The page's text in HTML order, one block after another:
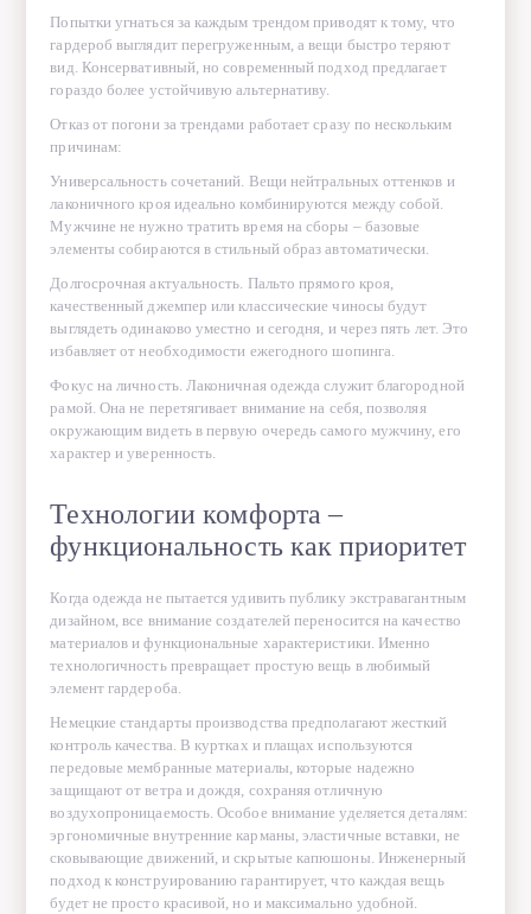
сковывающие движений, и скрытые капюшоны. Инженерный подход
к конструированию гарантирует, что каждая вещь будет не просто
красивой, но и максимально удобной.
Материалы премиум-класса и
безупречная посадка
Дороговизна и презентабельность лаконичного мужского образа
посадке по фигуре.
Для создания вневременных коллекций отбираются лучшие
материалы: благородная шерсть, кашемир, длинноволокнистый
приятны на ощупь, не деформируются при носке и сохраняют
первоначальный цвет. Проработанные лекала учитывают
особенности мужской фигуры, обеспечивая свободу движений и
создавая собранный силуэт. Инвестируя в такую одежду, мужчина
вперед, доказывая, что истинный стиль не нуждается в громких
заявлениях.
Попытки угнаться за каждым трендом приводят к тому, что
гардероб выглядит перегруженным, а вещи быстро теряют
вид. Консервативный, но современный подход предлагает
гораздо более устойчивую альтернативу.
Отказ от погони за трендами работает сразу по нескольким
причинам:
Универсальность сочетаний. Вещи нейтральных оттенков и
лаконичного кроя идеально комбинируются между собой.
Мужчине не нужно тратить время на сборы – базовые
элементы собираются в стильный образ автоматически.
Долгосрочная актуальность. Пальто прямого кроя,
качественный джемпер или классические чиносы будут
выглядеть одинаково уместно и сегодня, и через пять лет. Это
избавляет от необходимости ежегодного шопинга.
Фокус на личность. Лаконичная одежда служит благородной
рамой. Она не перетягивает внимание на себя, позволяя
окружающим видеть в первую очередь самого мужчину, его
характер и уверенность.
Технологии комфорта –
функциональность как приоритет
Когда одежда не пытается удивить публику экстравагантным
дизайном, все внимание создателей переносится на качество
материалов и функциональные характеристики. Именно
технологичность превращает простую вещь в любимый
элемент гардероба.
Немецкие стандарты производства предполагают жесткий
контроль качества. В куртках и плащах используются
передовые мембранные материалы, которые надежно
защищают от ветра и дождя, сохраняя отличную
воздухопроницаемость. Особое внимание уделяется деталям:
эргономичные внутренние карманы, эластичные вставки, не
сковывающие движений, и скрытые капюшоны. Инженерный
подход к конструированию гарантирует, что каждая вещь
будет не просто красивой, но и максимально удобной.